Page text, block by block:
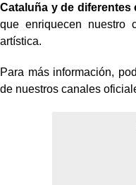
Cataluña y de diferentes
que enriquecen nuestro
artística.
Para más información,
de nuestros canales